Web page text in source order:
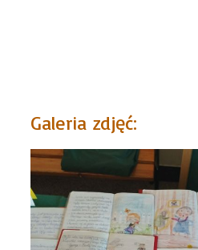
Galeria zdjęć: